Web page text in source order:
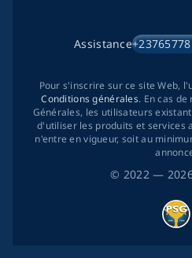
© 2022—
Assistance
Pour s'inscrire sur ce site Web,
Conditions générales. En cas de
Générales, les utilisateurs
d'utiliser les produits et services
n'entre en vigueur, soit au